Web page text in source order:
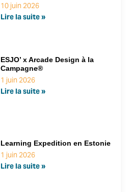
10 juin 2026
Lire la suite »
ESJO’ x Arcade Design à la
Campagne®
1 juin 2026
Lire la suite »
Learning Expedition en Estonie
1 juin 2026
Lire la suite »